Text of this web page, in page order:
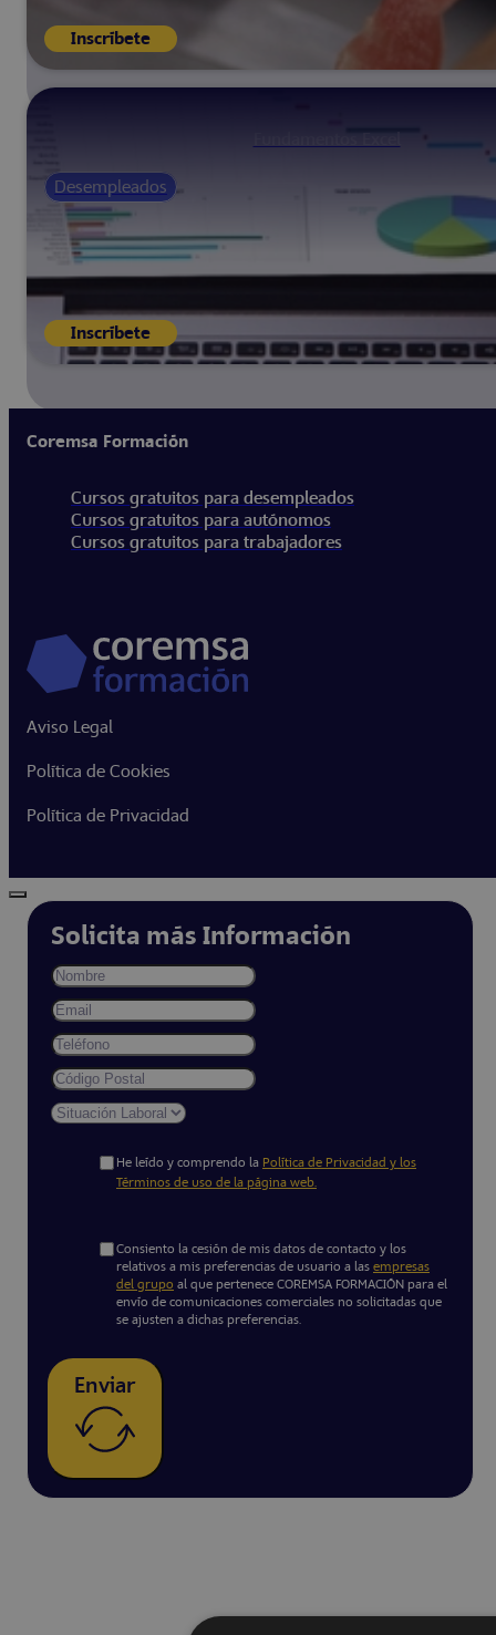
Inscríbete
Fundamentos Excel
Desempleados
Inscríbete
Coremsa Formación
Cursos gratuitos para desempleados
Cursos gratuitos para autónomos
Cursos gratuitos para trabajadores
Aviso Legal
Política de Cookies
Política de Privacidad
Solicita más Información
He leído y comprendo la Política de Privacidad y los
Términos de uso de la página web.
Consiento la cesión de mis datos de contacto y los
relativos a mis preferencias de usuario a las empresas
del grupo al que pertenece COREMSA FORMACIÓN para el
envío de comunicaciones comerciales no solicitadas que
se ajusten a dichas preferencias.
Enviar